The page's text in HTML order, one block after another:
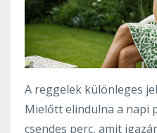
A reggelek különleges
Mielőtt elindulna a napi
csendes perc, amit